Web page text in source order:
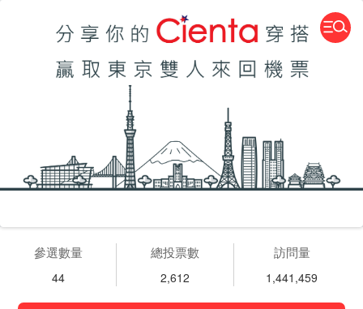
參選數量
44
總投票數
2,612
訪問量
1,441,459